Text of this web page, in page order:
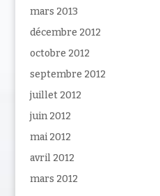
mars 2013
décembre 2012
octobre 2012
septembre 2012
juillet 2012
juin 2012
mai 2012
avril 2012
mars 2012